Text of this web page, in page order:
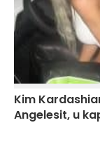
Kim
Angelesit, u